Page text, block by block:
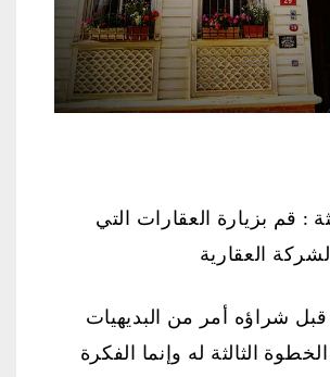
: قم بزيارة العقارات التي
العقارية
قبل شراؤه أمر من البديهيات
الثالثة له وإنما الفكرة